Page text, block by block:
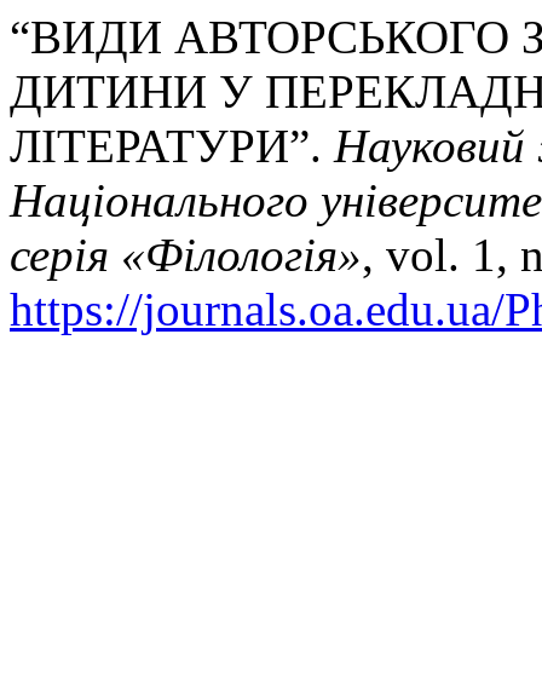
“ВИДИ АВТОРСЬКОГО
ДИТИНИ У
ЛІТЕРАТУРИ”. Науковий
Національного
серія «Філологія», vol. 1,
https://journals.oa.edu.ua/